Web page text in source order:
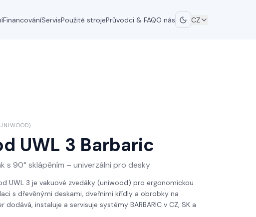
FinancováníServisPoužité strojePrůvodci & FAQO nás CZ
UWL 3 Barbaric
s 90° sklápěním – univerzální pro desky
UWL 3 je vakuové zvedáky (uniwood) pro ergonomickou
s dřevěnými deskami, dveřními křídly a obrobky na
dodává, instaluje a servisuje systémy BARBARIC v CZ, SK a